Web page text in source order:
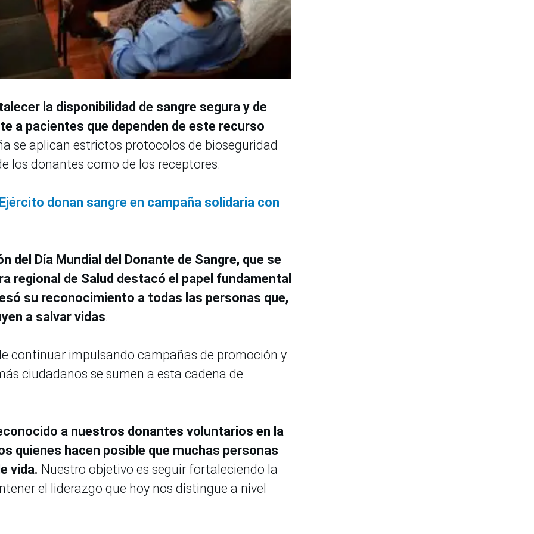
la disponibilidad de sangre segura y de
a pacientes que dependen de este recurso
se aplican estrictos protocolos de bioseguridad
los donantes como de los receptores.
donan sangre en campaña solidaria con
del Día Mundial del Donante de Sangre, que se
regional de Salud destacó el papel fundamental
su reconocimiento a todas las personas que,
a salvar vidas.
continuar impulsando campañas de promoción y
ciudadanos se sumen a esta cadena de
a nuestros donantes voluntarios en la
quienes hacen posible que muchas personas
vida. Nuestro objetivo es seguir fortaleciendo la
el liderazgo que hoy nos distingue a nivel